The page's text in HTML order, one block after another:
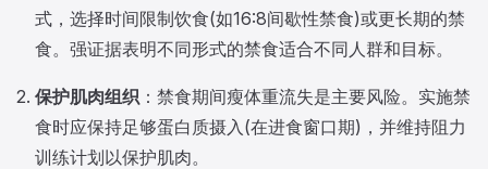
式，选择时间限制饮食(如16:8间歇性禁食)或更长期的禁
食。强证据表明不同形式的禁食适合不同人群和目标。
保护肌肉组织 ：禁食期间瘦体重流失是主要风险。实施禁
食时应保持足够蛋白质摄入(在进食窗口期)，并维持阻力
训练计划以保护肌肉。